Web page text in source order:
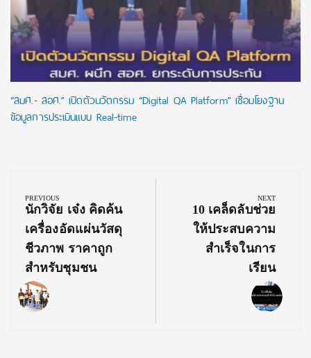
“สมศ.- สอศ.” เปิดตัวนวัตกรรม “Digital QA Platform” เชื่อมโยงฐาน
ข้อมูลการประเมินแบบ Real-time
navigation
PREVIOUS
Previous
Post:
นักวิจัย เจ๋ง คิดค้น
เครื่องอัดแผ่นวัสดุ
ชีวภาพ ราคาถูก
สำหรับชุมชน
NEXT
Next
Post:
10 เคล็ดลับช่วย
ให้ประสบความ
สำเร็จในการ
เรียน